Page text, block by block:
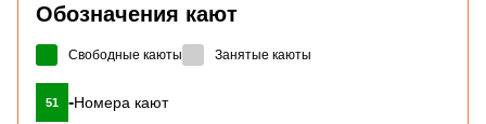
Обозначения кают
Свободные каюты Занятые каюты
51 -Номера кают